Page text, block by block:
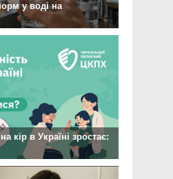
у воді на
кір в Україні зростає: